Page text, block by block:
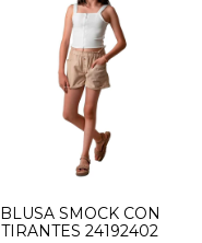
BLUSA SMOCK CON
TIRANTES 24192402